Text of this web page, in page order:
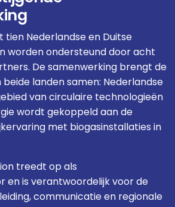
Nederlandse en Duitse
worden ondersteund door acht
De samenwerking brengt de
landen samen: Nederlandse
van circulaire technologieën
wordt gekoppeld aan de
met biogasinstallaties in
treedt op als
en is verantwoordelijk voor de
communicatie en regionale